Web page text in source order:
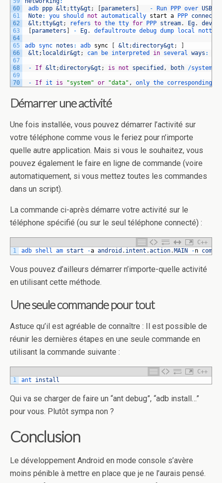
60
61
62
63
64
65
66
67
68
69
70
adb ppp &lt ;tty&gt ; [parameters ] - Run PPP over USB
Note: you should not automatically start a PPP
&lt ;tty&gt ; refers to the tty for PPP stream. Eg. dev
[parameters ] - Eg. defaultroute debug dump local notty
adb sync notes : adb sync [ &lt ;directory&gt ;
]
&lt ; localdir&gt ; can be interpreted in several ways :
- If &lt ;directory&gt ; is not specified , both /system
- If it is "system" or "data" , only the corresponding
Démarrer une activité
Une fois installée, vous pouvez démarrer l’activité sur
votre téléphone comme vous le feriez pour n’importe
quelle autre application. Mais si vous le souhaitez, vous
pouvez également le faire en ligne de commande (voire
automatiquement, si vous mettez toutes les commandes
dans un script).
La commande ci-après démarre votre activité sur le
téléphone spécifié (ou sur le seul téléphone connecté) :
C++
1
adb shell am start -a android . intent .action.MAIN -n com
Vous pouvez d’ailleurs démarrer n’importe-quelle activité
en utilisant cette méthode.
Une seule commande pour tout
Astuce qu’il est agréable de connaître : Il est possible de
réunir les dernières étapes en une seule commande en
utilisant la commande suivante :
C++
1
ant install
Qui va se charger de faire un “ant debug”, “adb install…”
pour vous. Plutôt sympa non ?
Conclusion
Le développement Android en mode console s’avère
moins pénible à mettre en place que je ne l’aurais pensé.